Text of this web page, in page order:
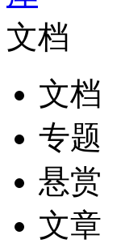
文档
文档
专题
悬赏
文章